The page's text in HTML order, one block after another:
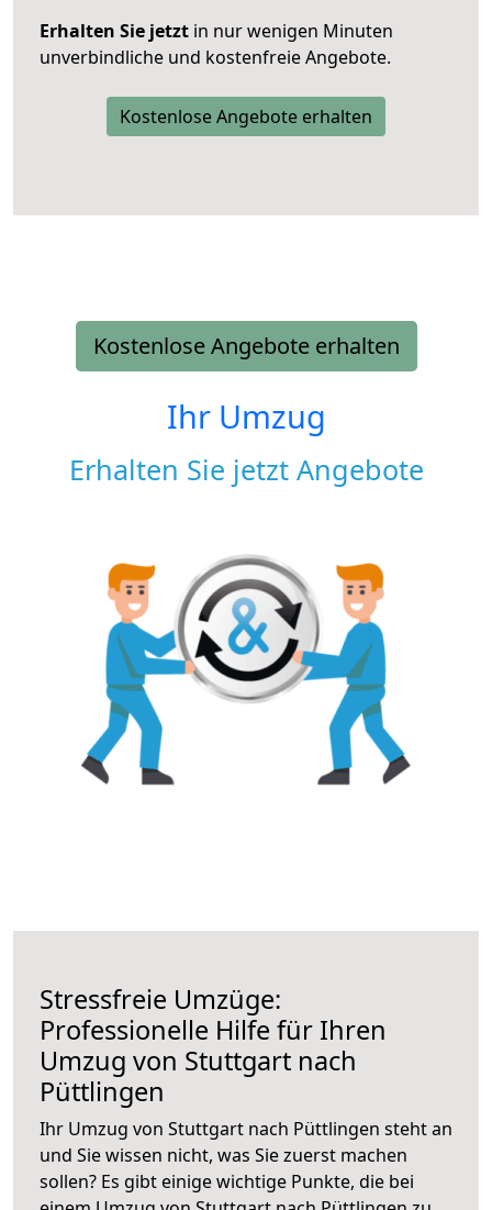
Erhalten Sie jetzt in nur wenigen Minuten
unverbindliche und kostenfreie Angebote.
Kostenlose Angebote erhalten
Kostenlose Angebote erhalten
Ihr Umzug
Erhalten Sie jetzt Angebote
Stressfreie Umzüge:
Professionelle Hilfe für Ihren
Umzug von Stuttgart nach
Püttlingen
Ihr Umzug von Stuttgart nach Püttlingen steht an
und Sie wissen nicht, was Sie zuerst machen
sollen? Es gibt einige wichtige Punkte, die bei